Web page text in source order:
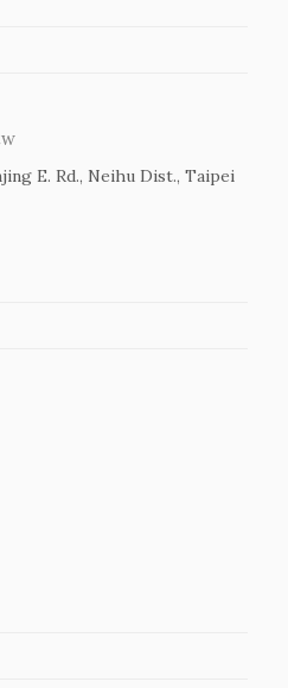
E. Rd., Neihu Dist., Taipei